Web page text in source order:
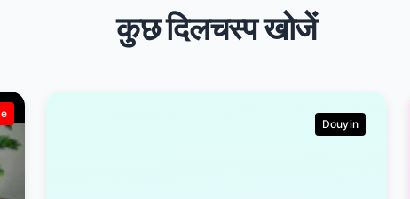
कुछ दिलचस्प खोजें
Douyin